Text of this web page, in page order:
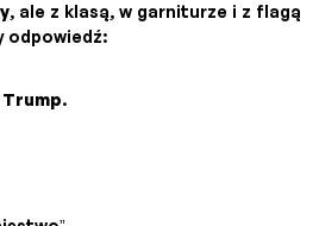
, ale z klasą, w garniturze i z flagą
odpowiedź:
.